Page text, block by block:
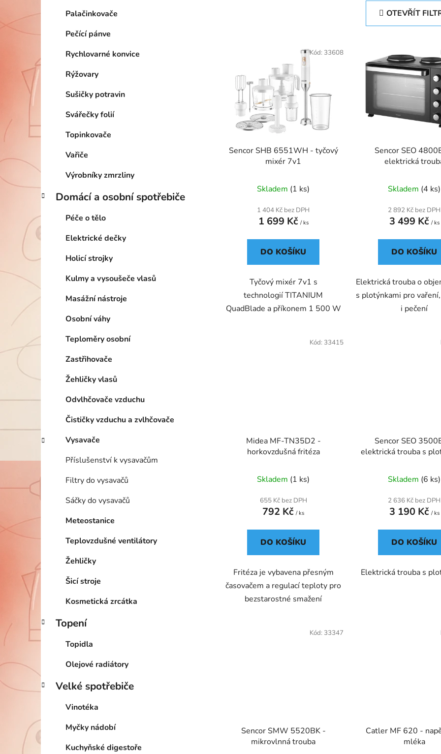
Palačinkovače
Pečící pánve
Rychlovarné konvice
Rýžovary
Sušičky potravin
Svářečky folií
Topinkovače
Vařiče
Výrobníky zmrzliny
Domácí a osobní spotřebiče
Péče o tělo
Elektrické dečky
Holicí strojky
Kulmy a vysoušeče vlasů
Masážní nástroje
Osobní váhy
Teploměry osobní
Zastřihovače
Žehličky vlasů
Odvlhčovače vzduchu
Čističky vzduchu a zvlhčovače
Vysavače
Příslušenství k vysavačům
Filtry do vysavačů
Sáčky do vysavačů
Meteostanice
Teplovzdušné ventilátory
Žehličky
Šicí stroje
Kosmetická zrcátka
Topení
Topidla
Olejové radiátory
Velké spotřebiče
Vinotéka
Myčky nádobí
Kuchyňské digestoře
OTEVŘÍT
Sencor SHB 6551WH - tyčový
mixér 7v1
Skladem (1 ks)
1 404 Kč bez DPH
1 699 Kč / ks
DO KOŠÍKU
Tyčový mixér 7v1 s
technologií TITANIUM
QuadBlade a příkonem 1 500 W
Kód: 33608
Sencor SEO
elektrická
Skladem (4 ks)
2 892 Kč bez DPH
3 499 Kč / ks
DO KOŠÍKU
Elektrická trouba o
s plotýnkami pro
i pečení
Midea MF-TN35D2 -
horkovzdušná fritéza
Skladem (1 ks)
655 Kč bez DPH
792 Kč/ ks
DO KOŠÍKU
Fritéza je vybavena přesným
časovačem a regulací teploty pro
bezstarostné smažení
Kód: 33415
Sencor SEO
elektrická trouba s
Skladem (6 ks)
2 636 Kč bez DPH
3 190 Kč / ks
DO KOŠÍKU
Elektrická trouba s
Sencor SMW 5520BK -
mikrovlnná trouba
Kód: 33347
Catler MF 620 -
mléka